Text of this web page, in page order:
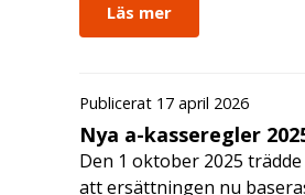
Läs mer
Publicerat 17 april 2026
Nya a-kasseregler
Den 1 oktober 2025
att ersättningen nu